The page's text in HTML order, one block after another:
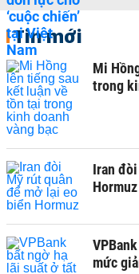
Tin mới
Mi
trong
Iran
Hormuz
mức